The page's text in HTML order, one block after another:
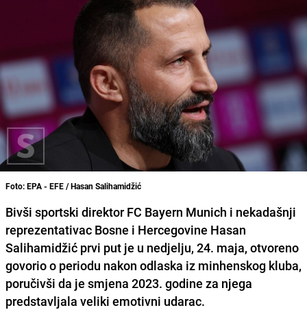
Foto: EPA - EFE / Hasan Salihamidžić
Bivši sportski direktor FC Bayern Munich i nekadašnji
reprezentativac Bosne i Hercegovine Hasan
Salihamidžić prvi put je u nedjelju, 24. maja, otvoreno
govorio o periodu nakon odlaska iz minhenskog kluba,
poručivši da je smjena 2023. godine za njega
predstavljala veliki emotivni udarac.